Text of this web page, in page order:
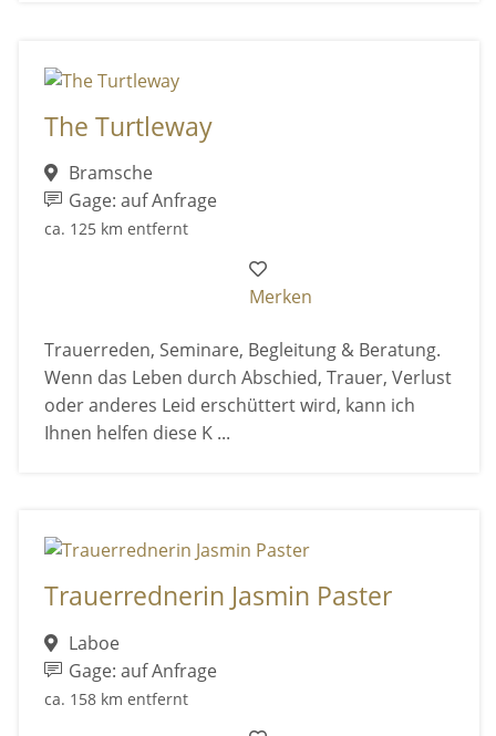
The Turtleway
Bramsche
Gage: auf Anfrage
ca. 125 km entfernt
Merken
Trauerreden, Seminare, Begleitung & Beratung.
Wenn das Leben durch Abschied, Trauer, Verlust
oder anderes Leid erschüttert wird, kann ich
Ihnen helfen diese K ...
Trauerrednerin Jasmin Paster
Laboe
Gage: auf Anfrage
ca. 158 km entfernt